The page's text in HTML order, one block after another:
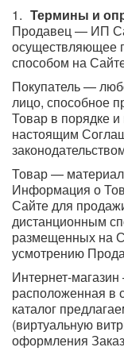
Термины и
Продавец — ИП
осуществляющее
способом на
Покупатель —
лицо, способное
Товар в порядке
настоящим
Товар —
Информация о
Сайте для
дистанционным
размещенных на
усмотрению
Интернет-
расположенная в
каталог
(виртуальную
оформления